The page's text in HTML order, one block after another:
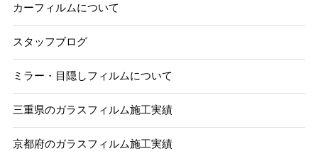
カーフィルムについて
スタッフブログ
ミラー・目隠しフィルムについて
三重県のガラスフィルム施工実績
京都府のガラスフィルム施工実績